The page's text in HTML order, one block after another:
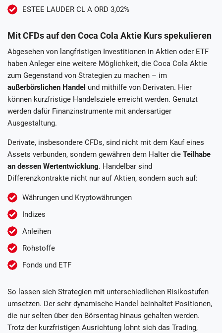
ESTEE LAUDER CL A ORD 3,02%
Mit CFDs auf den Coca Cola Aktie Kurs spekulieren
Abgesehen von langfristigen Investitionen in Aktien oder ETF
haben Anleger eine weitere Möglichkeit, die Coca Cola Aktie
zum Gegenstand von Strategien zu machen – im
außerbörslichen Handel und mithilfe von Derivaten. Hier
können kurzfristige Handelsziele erreicht werden. Genutzt
werden dafür Finanzinstrumente mit andersartiger
Ausgestaltung.
Derivate, insbesondere CFDs, sind nicht mit dem Kauf eines
Assets verbunden, sondern gewähren dem Halter die Teilhabe
an dessen Wertentwicklung. Handelbar sind
Differenzkontrakte nicht nur auf Aktien, sondern auch auf:
Währungen und Kryptowährungen
Indizes
Anleihen
Rohstoffe
Fonds und ETF
So lassen sich Strategien mit unterschiedlichen Risikostufen
umsetzen. Der sehr dynamische Handel beinhaltet Positionen,
die nur selten über den Börsentag hinaus gehalten werden.
Trotz der kurzfristigen Ausrichtung lohnt sich das Trading,